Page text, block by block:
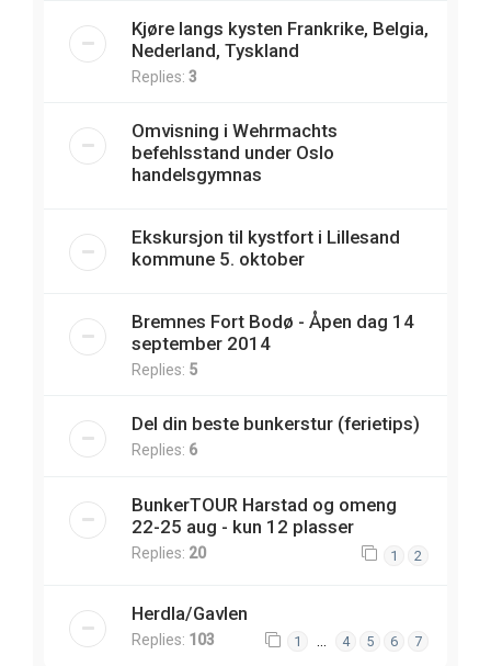
Kjøre langs kysten Frankrike, Belgia,
Nederland, Tyskland
Replies: 3
Omvisning i Wehrmachts
befehlsstand under Oslo
handelsgymnas
Ekskursjon til kystfort i Lillesand
kommune 5. oktober
Bremnes Fort Bodø - Åpen dag 14
september 2014
Replies: 5
Del din beste bunkerstur (ferietips)
Replies: 6
BunkerTOUR Harstad og omeng
22-25 aug - kun 12 plasser
Replies: 20 1 2
Herdla/Gavlen
Replies: 103 1 4 5 6 7